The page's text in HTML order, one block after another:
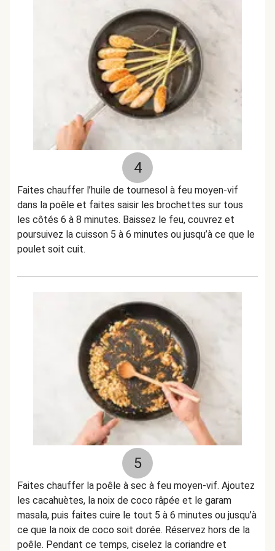
4
Faites chauffer l’huile de tournesol à feu moyen-vif
dans la poêle et faites saisir les brochettes sur tous
les côtés 6 à 8 minutes. Baissez le feu, couvrez et
poursuivez la cuisson 5 à 6 minutes ou jusqu’à ce que le
poulet soit cuit.
5
Faites chauffer la poêle à sec à feu moyen-vif. Ajoutez
les cacahuètes, la noix de coco râpée et le garam
masala, puis faites cuire le tout 5 à 6 minutes ou jusqu’à
ce que la noix de coco soit dorée. Réservez hors de la
poêle. Pendant ce temps, ciselez la coriandre et